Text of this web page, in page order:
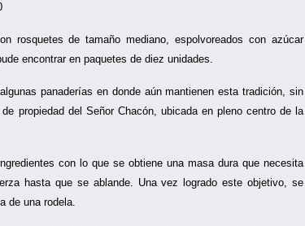
rosquetes de tamaño mediano, espolvoreados con azúcar
encontrar en paquetes de diez unidades.
panaderías en donde aún mantienen esta tradición, sin
propiedad del Señor Chacón, ubicada en pleno centro de la
con lo que se obtiene una masa dura que necesita
hasta que se ablande. Una vez logrado este objetivo, se
de una rodela.